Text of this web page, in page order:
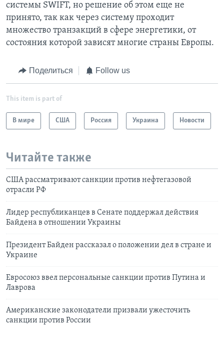
системы SWIFT, но решение об этом еще не
принято, так как через систему проходит
множество транзакций в сфере энергетики, от
состояния которой зависят многие страны Европы.
Поделиться Follow us
This item is part of
В мире США Россия Украина Новости
Читайте также
США рассматривают санкции против нефтегазовой
отрасли РФ
Лидер республиканцев в Сенате поддержал действия
Байдена в отношении Украины
Президент Байден рассказал о положении дел в стране и
Украине
Евросоюз ввел персональные санкции против Путина и
Лаврова
Американские законодатели призвали ужесточить
санкции против России